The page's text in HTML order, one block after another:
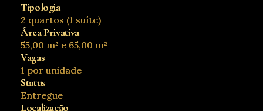
Tipologia
2 quartos (1 suíte)
Área Privativa
55,00 m² e 65,00 m²
Vagas
1 por unidade
Status
Entregue
Localização